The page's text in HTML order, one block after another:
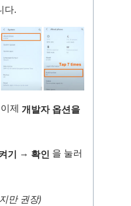
다.
이제 개발자 옵션을
기 → 확인 을 눌러
만 권장)